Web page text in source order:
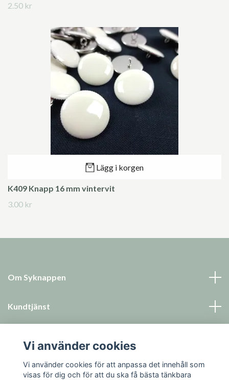
2.50 kr
Lägg i korgen
K409 Knapp 16 mm vintervit
3.00 kr
Om Syknappen
Kundtjänst
Sociala medier
Vi använder cookies
Vi använder cookies för att anpassa det innehåll som
visas för dig och för att du ska få bästa tänkbara